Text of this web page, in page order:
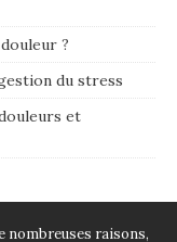
?
du stress
et
nombreuses raisons,